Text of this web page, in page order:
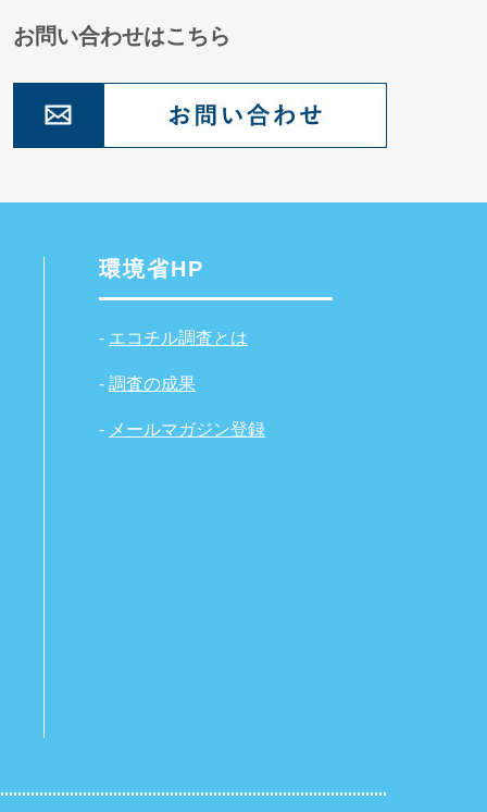
お問い合わせはこちら
環境省HP
- エコチル調査とは
- 調査の成果
- メールマガジン登録